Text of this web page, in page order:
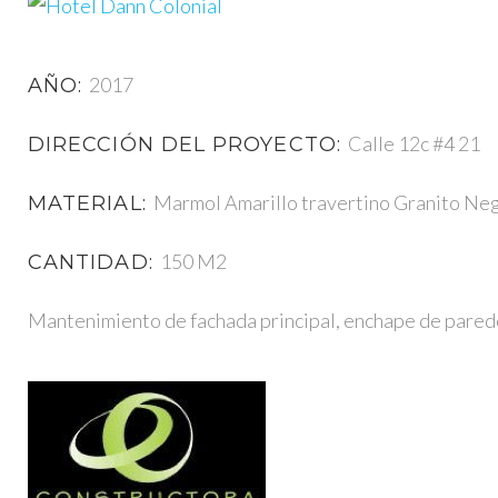
AÑO: 2017
DIRECCIÓN DEL PROYECTO: Calle 12c #4 21
MATERIAL: Marmol Amarillo travertino Granito
CANTIDAD: 150 M2
Mantenimiento de fachada principal, enchape de